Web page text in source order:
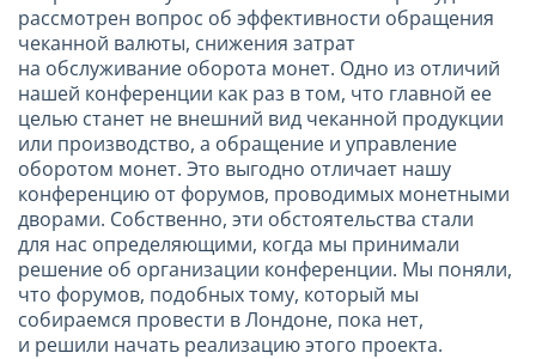
рассмотрен вопрос об эффективности обращения
чеканной валюты, снижения затрат
на обслуживание оборота монет. Одно из отличий
нашей конференции как раз в том, что главной ее
целью станет не внешний вид чеканной продукции
или производство, а обращение и управление
оборотом монет. Это выгодно отличает нашу
конференцию от форумов, проводимых монетными
дворами. Собственно, эти обстоятельства стали
для нас определяющими, когда мы принимали
решение об организации конференции. Мы поняли,
что форумов, подобных тому, который мы
собираемся провести в Лондоне, пока нет,
и решили начать реализацию этого проекта.